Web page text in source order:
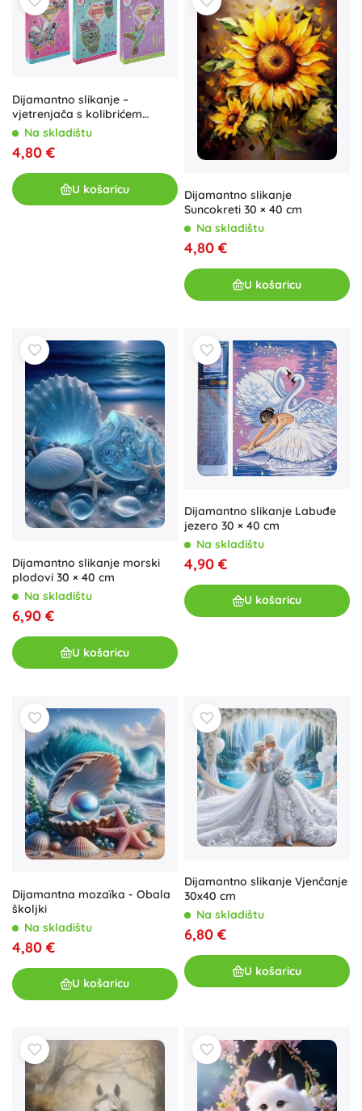
Dijamantno slikanje –
vjetrenjača s kolibrićem
GRAFIX
Na skladištu
4,80 €
U košaricu
Dijamantno slikanje
Suncokreti 30 × 40 cm
Na skladištu
4,80 €
U košaricu
Dijamantno slikanje morski
plodovi 30 × 40 cm
Na skladištu
6,90 €
U košaricu
Dijamantno slikanje Labuđe
jezero 30 × 40 cm
Na skladištu
4,90 €
U košaricu
Dijamantna mozaïka - Obala
školjki
Na skladištu
4,80 €
U košaricu
Dijamantno slikanje Vjenčanje
30x40 cm
Na skladištu
6,80 €
U košaricu